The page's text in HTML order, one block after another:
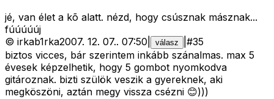
jé, van élet a kõ alatt. nézd, hogy csúsznak másznak...
fúúúúúj
© irkab1rka2007. 12. 07.. 07:50 válasz #35
biztos vicces, bár szerintem inkább szánalmas. max 5
évesek képzelhetik, hogy 5 gombot nyomkodva
gitároznak. bizti szülök veszik a gyereknek, aki
megköszöni, aztán megy vissza csézni 😊)))